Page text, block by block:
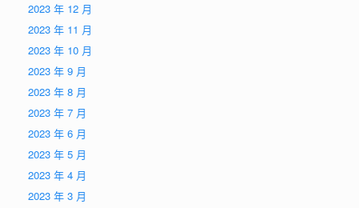
2023 年 12 月
2023 年 11 月
2023 年 10 月
2023 年 9 月
2023 年 8 月
2023 年 7 月
2023 年 6 月
2023 年 5 月
2023 年 4 月
2023 年 3 月